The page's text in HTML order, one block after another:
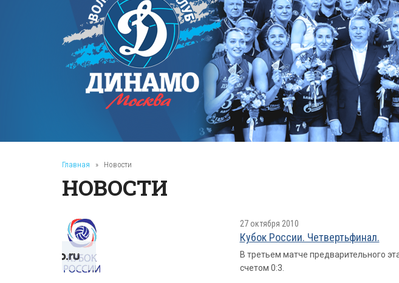
Главная » Новости
НОВОСТИ
27 октября 2010
Кубок России. Четвертьфинал.
В третьем матче предварительного
счетом 0:3.